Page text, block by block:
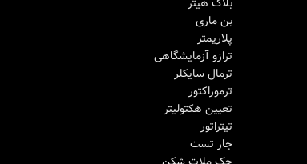
بن ماری
پلاریمتر
ترازو آزمایشگاهی
ترمال سایکلر
ترموراکتور
تعیین هکتولیتر
تیتراتور
جار تست